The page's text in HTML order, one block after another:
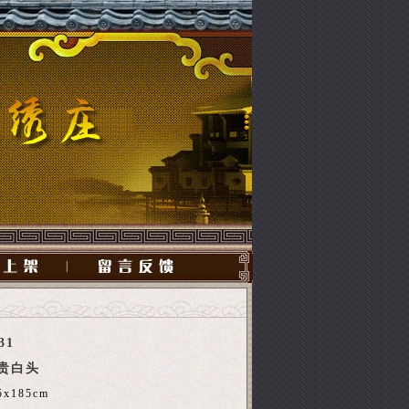
白头